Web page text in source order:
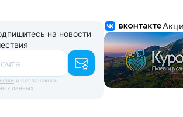
на новости
и соглашаюсь
данных